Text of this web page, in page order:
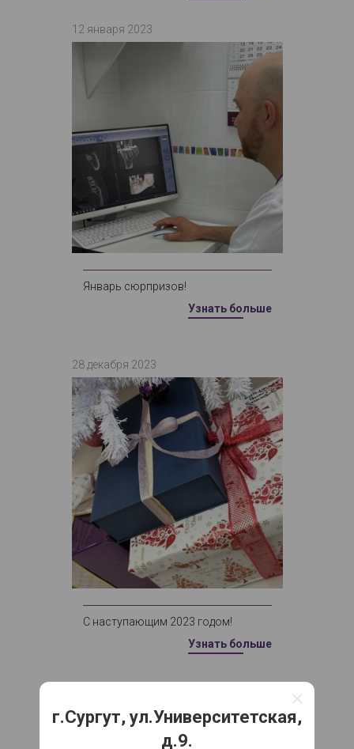
г.Сургут, ул.Университетская,
д.9.
×
12 января 2023
Январь сюрпризов!
Узнать больше
28 декабря 2023
С наступающим 2023 годом!
Узнать больше